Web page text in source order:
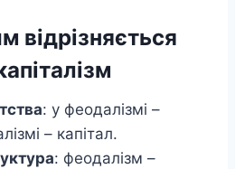
відрізняється
: у феодалізмі –
– капітал.
: феодалізм –